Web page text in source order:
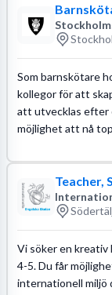
Som barnskötare
kollegor för att
att utvecklas efter
möjlighet att nå
Teacher,
Vi söker en kreativ
4-5. Du får
internationell miljö